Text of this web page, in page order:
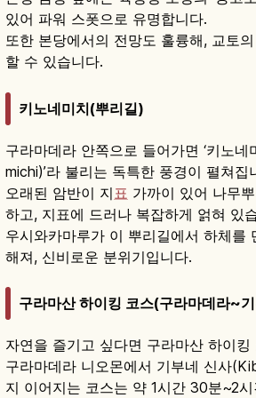
있어 파워 스폿으로 유명합니다.
또한 본당에서의 전망도 훌륭해, 교토
할 수 있습니다.
키노네미치(뿌리길)
구라마데라 안쪽으로 들어가면 ‘키노
michi)’라 불리는 독특한 풍경이 펼쳐집
오래된 암반이 지 표 가까이 있어 나무
하고, 지표에 드러나 복잡하게 얽혀 있
우시와카마루가 이 뿌리길에서 하체를
해져, 신비로운 분위기입니다.
구라마산 하이킹 코스(구라마데라~
자연을 즐기고 싶다면 구라마산 하이킹
구라마데라 니오몬에서 기부네 신사
지 이어지는 코스는 약 1시간 30분~2